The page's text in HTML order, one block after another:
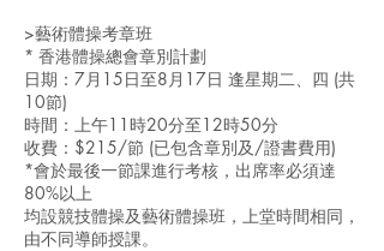
>藝術體操考章班
* 香港體操總會章別計劃
日期：7月15日至8月17日 逢星期二、四 (共
10節)
時間：上午11時20分至12時50分
收費：$215/節 (已包含章別及/證書費用)
*會於最後一節課進行考核，出席率必須達
80%以上
均設競技體操及藝術體操班，上堂時間相同，
由不同導師授課。